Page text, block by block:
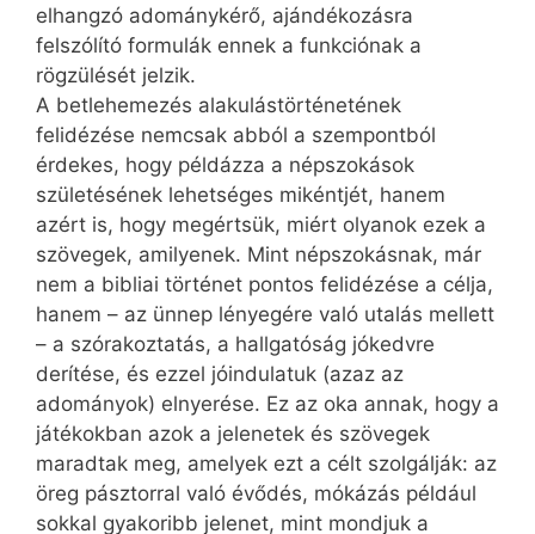
elhangzó adománykérő, ajándékozásra
felszólító formulák ennek a funkciónak a
rögzülését jelzik.
A betlehemezés alakulástörténetének
felidézése nemcsak abból a szempontból
érdekes, hogy példázza a népszokások
születésének lehetséges mikéntjét, hanem
azért is, hogy megértsük, miért olyanok ezek a
szövegek, amilyenek. Mint népszokásnak, már
nem a bibliai történet pontos felidézése a célja,
hanem – az ünnep lényegére való utalás mellett
– a szórakoztatás, a hallgatóság jókedvre
derítése, és ezzel jóindulatuk (azaz az
adományok) elnyerése. Ez az oka annak, hogy a
játékokban azok a jelenetek és szövegek
maradtak meg, amelyek ezt a célt szolgálják: az
öreg pásztorral való évődés, mókázás például
sokkal gyakoribb jelenet, mint mondjuk a